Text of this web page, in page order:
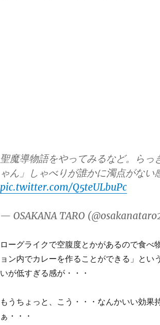
聖魔導物語をやってみるなど。ら
ゃん」しゃべりが誰かに濁点がない
pic.twitter.com/Q5teULbuPc
— OSAKANA TARO
ローグライクで空腹度とかがあるので食べ
ョン内でカレーを作ることができる」とい
いが低すぎる感が・・・
もうちょっと、こう・・・なんかいい効果
ぁ・・・